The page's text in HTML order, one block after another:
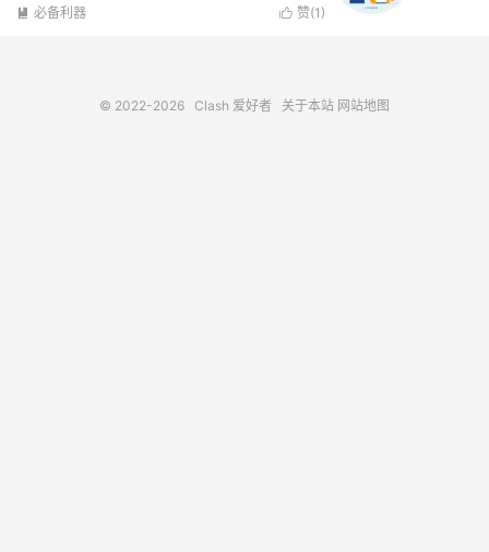
 赞(1 )
 必备利器
© 2022-2026 Clash 爱好者 关于本站 网站地图